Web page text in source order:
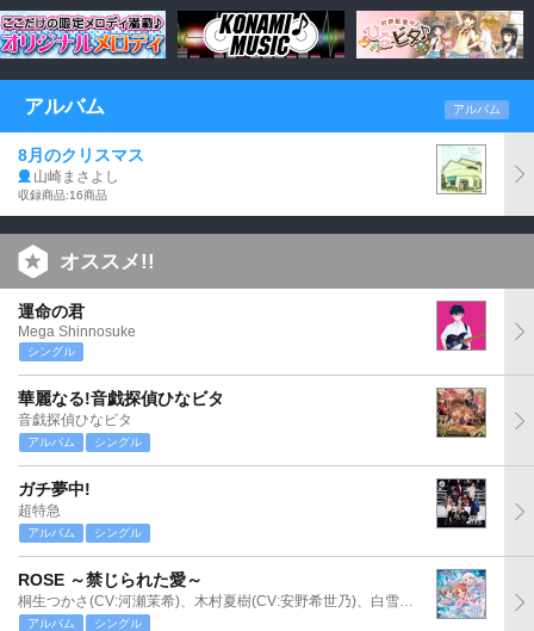
アルバム アルバム
8月のクリスマス
山崎まさよし
収録商品:16商品
オススメ!!
運命の君
Mega Shinnosuke
シングル
華麗なる!音戯探偵ひなビタ
音戯探偵ひなビタ
アルバム シングル
ガチ夢中!
超特急
アルバム シングル
ROSE ～禁じられた愛～
桐生つかさ(CV:河瀬茉希)、木村夏樹(CV:安野希世乃)、白雪千夜(CV:関口理咲)
アルバム シングル